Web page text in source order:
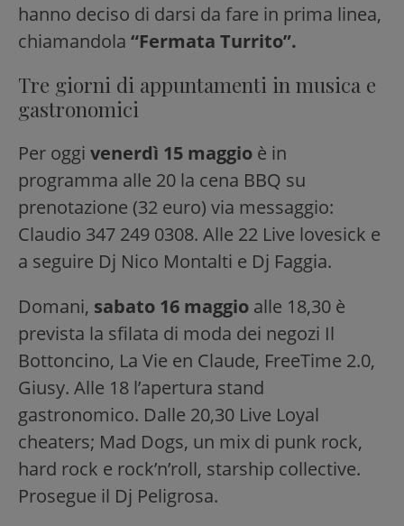
hanno deciso di darsi da fare in prima linea,
chiamandola “Fermata Turrito”.
Tre giorni di appuntamenti in musica e
gastronomici
Per oggi venerdì 15 maggio è in
programma alle 20 la cena BBQ su
prenotazione (32 euro) via messaggio:
Claudio 347 249 0308. Alle 22 Live lovesick e
a seguire Dj Nico Montalti e Dj Faggia.
Domani, sabato 16 maggio alle 18,30 è
prevista la sfilata di moda dei negozi Il
Bottoncino, La Vie en Claude, FreeTime 2.0,
Giusy. Alle 18 l’apertura stand
gastronomico. Dalle 20,30 Live Loyal
cheaters; Mad Dogs, un mix di punk rock,
hard rock e rock’n’roll, starship collective.
Prosegue il Dj Peligrosa.